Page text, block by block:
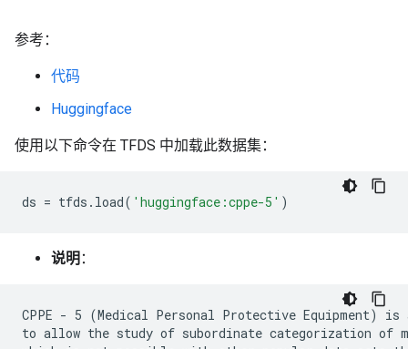
参考：
代码
Huggingface
使用以下命令在 TFDS 中加载此数据集：
ds = tfds . load( 'huggingface:cppe-5' )
说明 ：
CPPE - 5 (Medical Personal Protective Equipment)
to allow the study of subordinate categorization of